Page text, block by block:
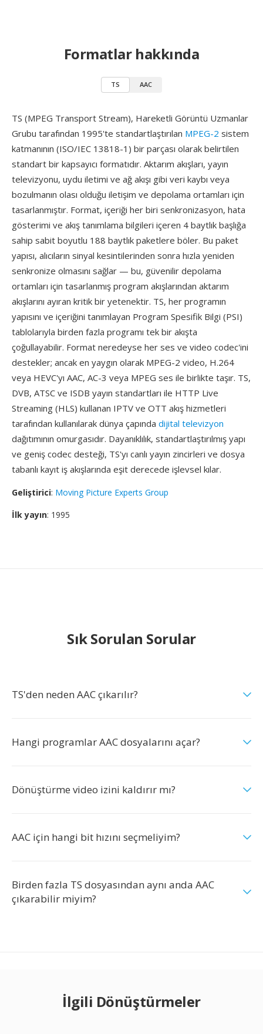
Formatlar hakkında
TS AAC
TS (MPEG Transport Stream), Hareketli Görüntü Uzmanlar
Grubu tarafından 1995'te standartlaştırılan MPEG-2 sistem
katmanının (ISO/IEC 13818-1) bir parçası olarak belirtilen
standart bir kapsayıcı formatıdır. Aktarım akışları, yayın
televizyonu, uydu iletimi ve ağ akışı gibi veri kaybı veya
bozulmanın olası olduğu iletişim ve depolama ortamları için
tasarlanmıştır. Format, içeriği her biri senkronizasyon, hata
gösterimi ve akış tanımlama bilgileri içeren 4 baytlık başlığa
sahip sabit boyutlu 188 baytlık paketlere böler. Bu paket
yapısı, alıcıların sinyal kesintilerinden sonra hızla yeniden
senkronize olmasını sağlar — bu, güvenilir depolama
ortamları için tasarlanmış program akışlarından aktarım
akışlarını ayıran kritik bir yetenektir. TS, her programın
yapısını ve içeriğini tanımlayan Program Spesifik Bilgi (PSI)
tablolarıyla birden fazla programı tek bir akışta
çoğullayabilir. Format neredeyse her ses ve video codec'ini
destekler; ancak en yaygın olarak MPEG-2 video, H.264
veya HEVC'yı AAC, AC-3 veya MPEG ses ile birlikte taşır. TS,
DVB, ATSC ve ISDB yayın standartları ile HTTP Live
Streaming (HLS) kullanan IPTV ve OTT akış hizmetleri
tarafından kullanılarak dünya çapında dijital televizyon
dağıtımının omurgasıdır. Dayanıklılık, standartlaştırılmış yapı
ve geniş codec desteği, TS'yı canlı yayın zincirleri ve dosya
tabanlı kayıt iş akışlarında eşit derecede işlevsel kılar.
Geliştirici: Moving Picture Experts Group
İlk yayın: 1995
Sık Sorulan Sorular
TS'den neden AAC çıkarılır?
Hangi programlar AAC dosyalarını açar?
Dönüştürme video izini kaldırır mı?
AAC için hangi bit hızını seçmeliyim?
Birden fazla TS dosyasından aynı anda AAC
çıkarabilir miyim?
İlgili Dönüştürmeler